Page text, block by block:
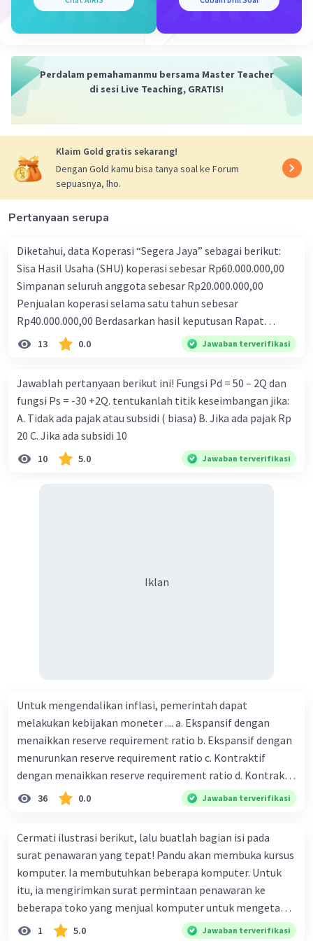
Iklan
Perdalam pemahamanmu bersama Master Teacher
di sesi Live Teaching, GRATIS!
Klaim Gold gratis sekarang!
Dengan Gold kamu bisa tanya soal ke Forum
sepuasnya, lho.
Pertanyaan serupa
Diketahui, data Koperasi “Segera Jaya” sebagai berikut:
Sisa Hasil Usaha (SHU) koperasi sebesar Rp60.000.000,00
Simpanan seluruh anggota sebesar Rp20.000.000,00
Penjualan koperasi selama satu tahun sebesar
Rp40.000.000,00 Berdasarkan hasil keputusan Rapat
Anggota Tahuanan (RAT) koperasi antara lain ditetapkan
bahwa: Jasa anggota koperasi 20%. Jasa simpanan
memiliki simpanan pokok sebesar Rp100.000,00,
simpanan wajib sebesar Rp650.000,00, simpanan sukarela
sebesar Rp250.000,00, dan telah melakukan pembelian
pada koperasi sebesar Rp4.000.000,00. Maka besarnya SHU
yang diterima Davina adalah... A. Rp500.000,00 B.
13 0.0 Jawaban terverifikasi
Jawablah pertanyaan berikut ini! Fungsi Pd = 50 – 2Q dan
fungsi Ps = -30 +2Q. tentukanlah titik keseimbangan jika:
A. Tidak ada pajak atau subsidi ( biasa) B. Jika ada pajak Rp
20 C. Jika ada subsidi 10
10 5.0 Jawaban terverifikasi
Iklan
Untuk mengendalikan inflasi, pemerintah dapat
melakukan kebijakan moneter .... a. Ekspansif dengan
menaikkan reserve requirement ratio b. Ekspansif dengan
menurunkan reserve requirement ratio c. Kontraktif
dengan menaikkan reserve requirement ratio d. Kontraktif
dengan menurunkan reserve requirement ratio e.
Ekspansif dengan menaikkan tingkat diskonto Bila Bank
ceteris paribus maka .... a. Menimbulkan inflasi di mana
bentuk kurva jumlah uang beredar (penawaran uang) naik
dari kiri bawah ke kanan atas b. Menimbulkan deflasi di
mana bentuk kurva jumlah uang beredar (penawaran
uang) naik dari kiri bawah ke kanan atas c. Tingkat bunga
meningkat di mana bentuk kurva jumlah uang beredar
36 0.0 Jawaban terverifikasi
Cermati ilustrasi berikut, lalu buatlah bagian isi pada
surat penawaran yang tepat! Pandu akan membuka kursus
komputer. Ia membutuhkan beberapa komputer. Untuk
itu, ia mengirimkan surat permintaan penawaran ke
beberapa toko yang menjual komputer untuk mengetahui
harga dan spesifikasinya. Bantu jawab 🙏🏻
1 5.0 Jawaban terverifikasi